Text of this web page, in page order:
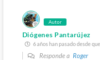
Autor
Diógenes Pantarújez
6 años han pasado desde
Responde a Roger